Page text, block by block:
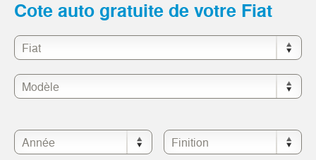
Cote auto gratuite de votre Fiat